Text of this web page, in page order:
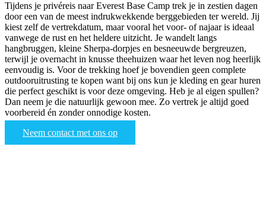
Tijdens je privéreis naar Everest Base Camp trek je in zestien dagen
door een van de meest indrukwekkende berggebieden ter wereld. Jij
kiest zelf de vertrekdatum, maar vooral het voor- of najaar is ideaal
vanwege de rust en het heldere uitzicht. Je wandelt langs
hangbruggen, kleine Sherpa-dorpjes en besneeuwde bergreuzen,
terwijl je overnacht in knusse theehuizen waar het leven nog heerlijk
eenvoudig is. Voor de trekking hoef je bovendien geen complete
outdooruitrusting te kopen want bij ons kun je kleding en gear huren
die perfect geschikt is voor deze omgeving. Heb je al eigen spullen?
Dan neem je die natuurlijk gewoon mee. Zo vertrek je altijd goed
voorbereid én zonder onnodige kosten.
Neem contact met ons op